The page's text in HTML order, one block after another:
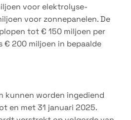
voor elektrolyse-
voor zonnepanelen. De
tot € 150 miljoen per
€ 200 miljoen in bepaalde
kunnen worden ingediend
en met 31 januari 2025.